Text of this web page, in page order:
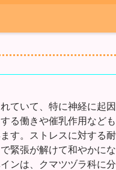
ていて、特に神経に起
る働きや催乳作用など
す。ストレスに対する
緊張が解けて和やかに
ンは、クマツヅラ科に